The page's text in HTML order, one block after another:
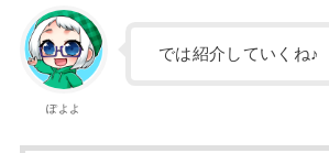
ぽよよ
では紹介していくね♪